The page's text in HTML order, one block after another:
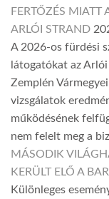
FERTŐZÉS MIATT
ARLÓI STRAND
A 2026-os fürdési
látogatókat az
Zemplén
vizsgálatok
működésének
nem felelt meg a
MÁSODIK
KERÜLT ELŐ A
Különleges